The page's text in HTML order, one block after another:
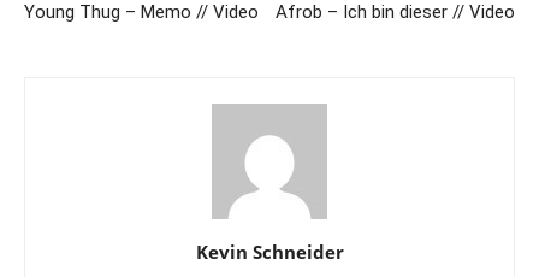
Young Thug – Memo // Video Afrob – Ich bin dieser // Video
Kevin Schneider